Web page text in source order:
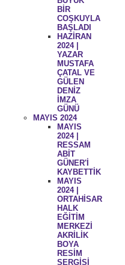
BİR
COŞKUYLA
BAŞLADI
HAZİRAN
2024 |
YAZAR
MUSTAFA
ÇATAL VE
GÜLEN
DENİZ
İMZA
GÜNÜ
MAYIS 2024
MAYIS
2024 |
RESSAM
ABİT
GÜNER'İ
KAYBETTİK
MAYIS
2024 |
ORTAHİSAR
HALK
EĞİTİM
MERKEZİ
AKRİLİK
BOYA
RESİM
SERGİSİ